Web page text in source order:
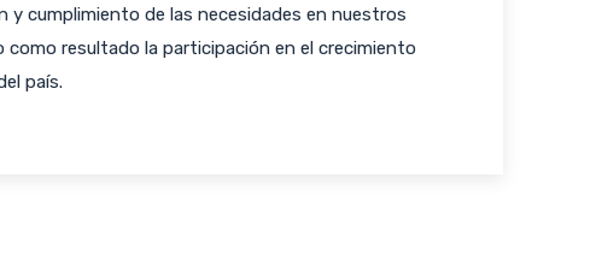
y cumplimiento de las necesidades en nuestros
resultado la participación en el crecimiento
país.